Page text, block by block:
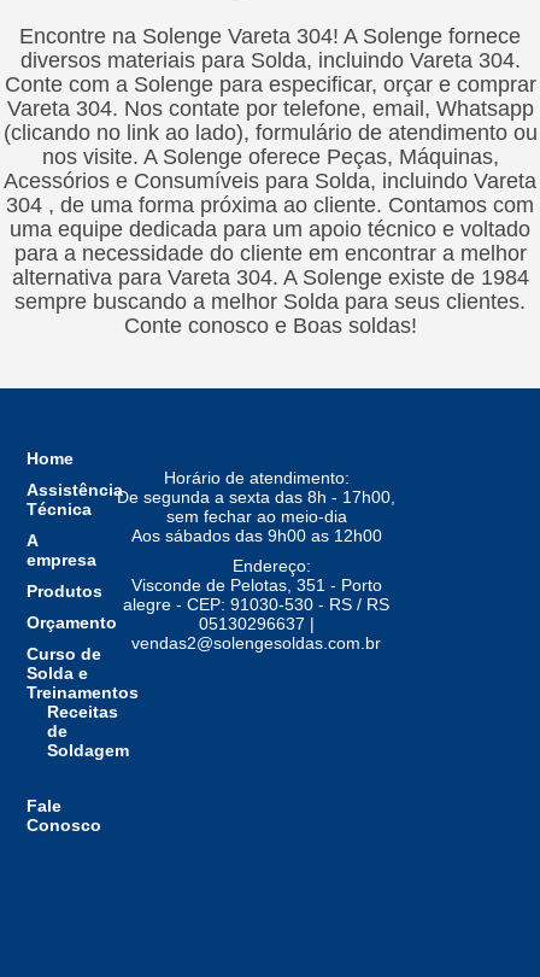
Encontre na Solenge Vareta 304! A Solenge fornece
diversos materiais para Solda, incluindo Vareta 304.
Conte com a Solenge para especificar, orçar e comprar
Vareta 304. Nos contate por telefone, email, Whatsapp
(clicando no link ao lado), formulário de atendimento ou
nos visite. A Solenge oferece Peças, Máquinas,
Acessórios e Consumíveis para Solda, incluindo Vareta
304 , de uma forma próxima ao cliente. Contamos com
uma equipe dedicada para um apoio técnico e voltado
para a necessidade do cliente em encontrar a melhor
alternativa para Vareta 304. A Solenge existe de 1984
sempre buscando a melhor Solda para seus clientes.
Conte conosco e Boas soldas!
Home
Assistência
Técnica
A
empresa
Produtos
Orçamento
Curso de
Solda e
Treinamentos
Receitas
de
Soldagem
Fale
Conosco
Horário de atendimento:
De segunda a sexta das 8h - 17h00,
sem fechar ao meio-dia
Aos sábados das 9h00 as 12h00
Endereço:
Visconde de Pelotas, 351 - Porto
alegre - CEP: 91030-530 - RS / RS
05130296637 |
vendas2@solengesoldas.com.br